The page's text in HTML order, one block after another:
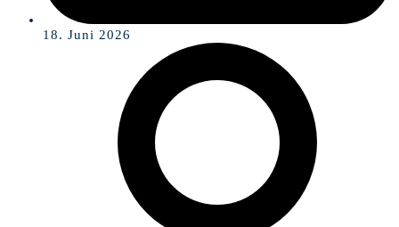
18. Juni 2026